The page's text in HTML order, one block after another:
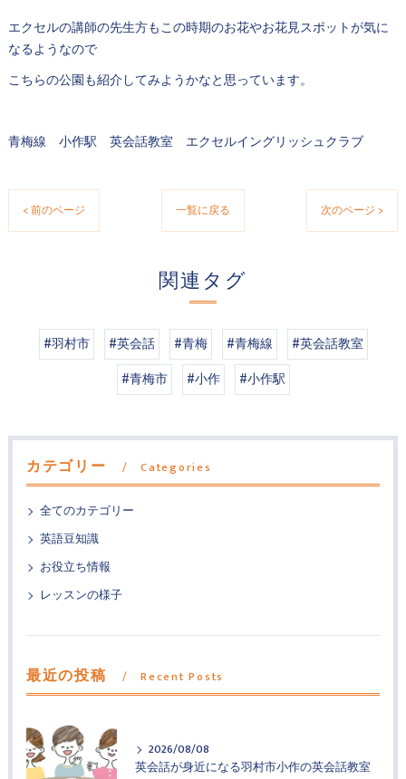
エクセルの講師の先生方もこの時期のお花やお花見スポットが気に
なるようなので
こちらの公園も紹介してみようかなと思っています。
青梅線 小作駅 英会話教室 エクセルイングリッシュクラブ
< 前のページ 一覧に戻る 次のページ >
関連タグ
#羽村市 #英会話 #青梅 #青梅線
#英会話教室
#青梅市
#小作 #小作駅
カテゴリー Categories
全てのカテゴリー
英語豆知識
お役立ち情報
レッスンの様子
最近の投稿 Recent Posts
2026/08/08
英会話が身近になる羽村市小作の英会話教室